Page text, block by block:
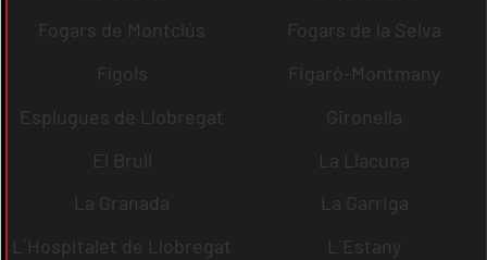
Fogars de Montclús
Fogars de la Selva
Fígols
Figaró-Montmany
Esplugues de Llobregat
Gironella
El Brull
La Llacuna
La Granada
La Garriga
L´Hospitalet de Llobregat
L´Estany